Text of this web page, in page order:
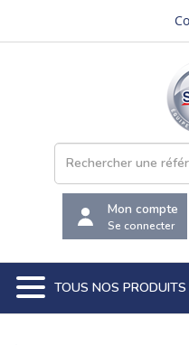
Mon compte
Se connecter
TOUS NOS PRODUITS